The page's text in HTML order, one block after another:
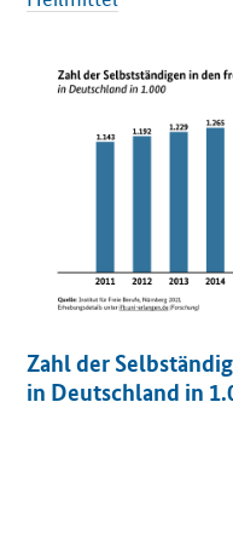
Zahl der
in Deutschland in
e
l